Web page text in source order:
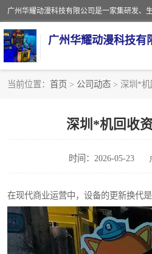
广州华耀动漫科技有
当前位置： 首页 > 公司动态 > 深圳*机
深圳*机回收
时间：2026-05-23
在现代商业运营中，设备的更新换代是
游戏厅回收